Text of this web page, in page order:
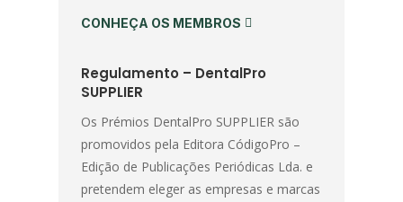
CONHEÇA OS MEMBROS
Regulamento – DentalPro
SUPPLIER
Os Prémios DentalPro SUPPLIER são
promovidos pela Editora CódigoPro –
Edição de Publicações Periódicas Lda. e
pretendem eleger as empresas e marcas